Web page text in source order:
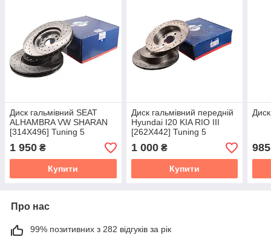
Диск гальмівний SEAT
ALHAMBRA VW SHARAN
[314X496] Tuning 5
1 950 ₴
Купити
Диск гальмівний передній
Hyundai I20 KIA RIO III
[262X442] Tuning 5
1 000₴
Купити
985
Про нас
99% позитивних з 282 відгуків за рік